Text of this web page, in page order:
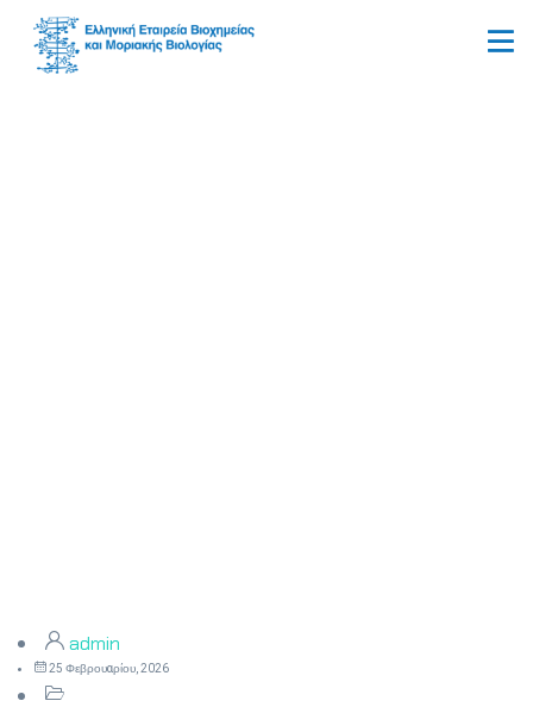
admin
25 Φεβρουαρίου, 2026